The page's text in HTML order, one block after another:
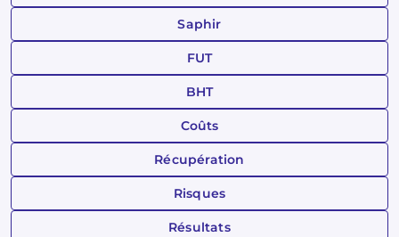
Saphir
FUT
BHT
Coûts
Récupération
Risques
Résultats